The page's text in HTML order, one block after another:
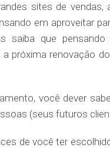
sites de vendas,
em aproveitar
saiba que pensando
próxima renovação
você dever
(seus futuros
de você ter